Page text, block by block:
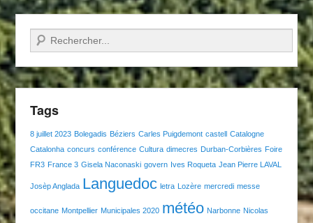
Recherche
Tags
8 juillet 2023 Bolegadis Béziers Carles Puigdemont castell Catalogne
Catalonha concurs conférence Cultura dimecres Durban-Corbières Foire
FR3 France 3 Gisela Naconaski govern Ives Roqueta Jean Pierre LAVAL
Josèp Anglada Languedoc letra Lozère mercredi messe
occitane Montpellier Municipales 2020 météo Narbonne Nicolas